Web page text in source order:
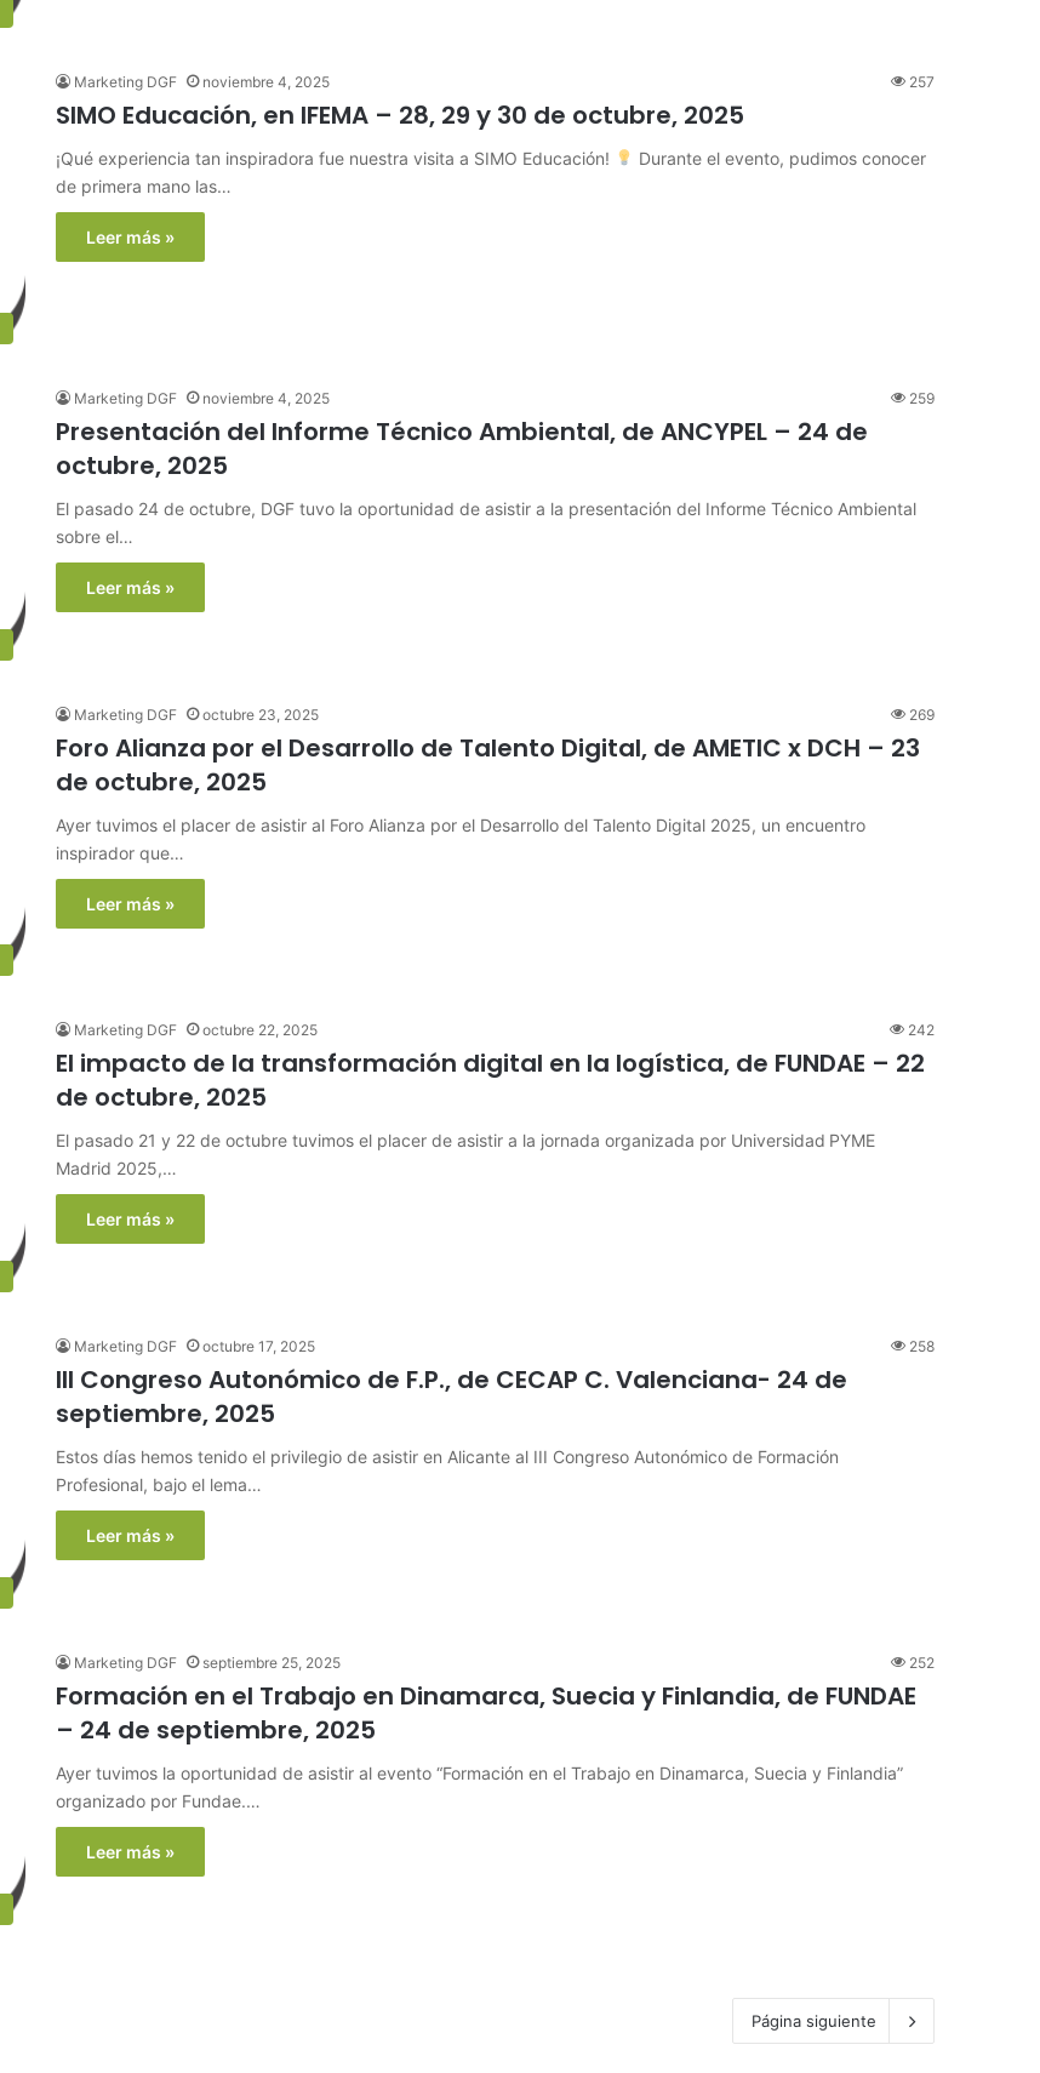
Marketing DGF noviembre 4, 2025 257
SIMO Educación, en IFEMA – 28, 29 y 30 de octubre, 2025
¡Qué experiencia tan inspiradora fue nuestra visita a SIMO Educación!
Durante el evento, pudimos conocer
de primera mano las…
Leer más »
Marketing DGF noviembre 4, 2025 259
Presentación del Informe Técnico Ambiental, de ANCYPEL – 24 de
octubre, 2025
El pasado 24 de octubre, DGF tuvo la oportunidad de asistir a la presentación del Informe Técnico Ambiental
sobre el…
Leer más »
Marketing DGF octubre 23, 2025 269
Foro Alianza por el Desarrollo de Talento Digital, de AMETIC x DCH – 23
de octubre, 2025
Ayer tuvimos el placer de asistir al Foro Alianza por el Desarrollo del Talento Digital 2025, un encuentro
inspirador que…
Leer más »
Marketing DGF octubre 22, 2025 242
El impacto de la transformación digital en la logística, de FUNDAE – 22
de octubre, 2025
El pasado 21 y 22 de octubre tuvimos el placer de asistir a la jornada organizada por Universidad PYME
Madrid 2025,…
Leer más »
Marketing DGF octubre 17, 2025 258
III Congreso Autonómico de F.P., de CECAP C. Valenciana- 24 de
septiembre, 2025
Estos días hemos tenido el privilegio de asistir en Alicante al III Congreso Autonómico de Formación
Profesional, bajo el lema…
Leer más »
Marketing DGF septiembre 25, 2025 252
Formación en el Trabajo en Dinamarca, Suecia y Finlandia, de FUNDAE
– 24 de septiembre, 2025
Ayer tuvimos la oportunidad de asistir al evento “Formación en el Trabajo en Dinamarca, Suecia y Finlandia”
organizado por Fundae.…
Leer más »
Página siguiente